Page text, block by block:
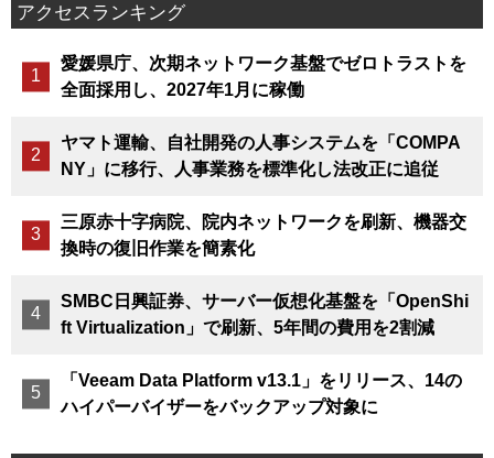
アクセスランキング
愛媛県庁、次期ネットワーク基盤でゼロトラストを
全面採用し、2027年1月に稼働
ヤマト運輸、自社開発の人事システムを「COMPA
NY」に移行、人事業務を標準化し法改正に追従
三原赤十字病院、院内ネットワークを刷新、機器交
換時の復旧作業を簡素化
SMBC日興証券、サーバー仮想化基盤を「OpenShi
ft Virtualization」で刷新、5年間の費用を2割減
「Veeam Data Platform v13.1」をリリース、14の
ハイパーバイザーをバックアップ対象に